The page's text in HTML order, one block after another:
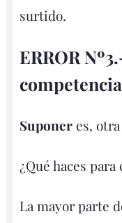
surtido.
ERROR
Suponer es,
¿Qué haces
La mayor parte